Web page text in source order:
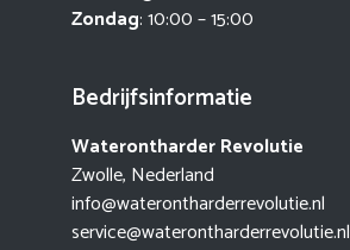
Zondag: 10:00 – 15:00
Bedrijfsinformatie
Waterontharder Revolutie
Zwolle, Nederland
info@waterontharderrevolutie.nl
service@waterontharderrevolutie.nl